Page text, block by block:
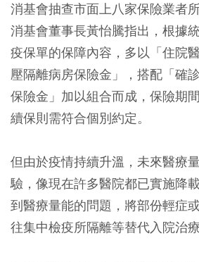
消基會抽查市面上八家保險業者
消基會董事長黃怡騰指出，根據
疫保單的保障內容， 多以「住院
壓隔離病房保險金」，搭配「確
保險金」加以組合而成 ，保險期
續保則需符合個別約定。
但由於疫情持續升溫，未來醫療
驗，像現在許多醫院都已實施降
到醫療量能的問題，將部份輕症
往集中檢疫所隔離等替代入院治療